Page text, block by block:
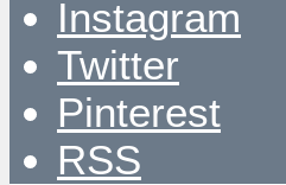
Instagram
Twitter
Pinterest
RSS